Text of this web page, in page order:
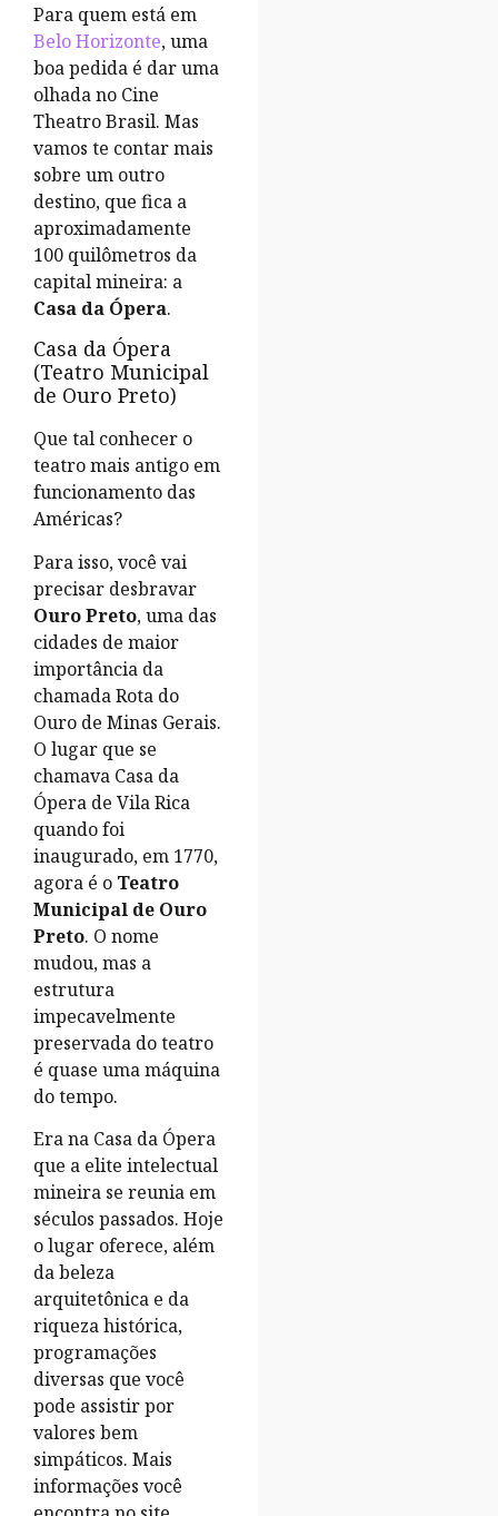
Para quem está em
Belo Horizonte, uma
boa pedida é dar uma
olhada no Cine
Theatro Brasil. Mas
vamos te contar mais
sobre um outro
destino, que fica a
aproximadamente
100 quilômetros da
capital mineira: a
Casa da Ópera.
Casa da Ópera
(Teatro Municipal
de Ouro Preto)
Que tal conhecer o
teatro mais antigo em
funcionamento das
Américas?
Para isso, você vai
precisar desbravar
Ouro Preto, uma das
cidades de maior
importância da
chamada Rota do
Ouro de Minas Gerais.
O lugar que se
chamava Casa da
Ópera de Vila Rica
quando foi
inaugurado, em 1770,
agora é o Teatro
Municipal de Ouro
Preto. O nome
mudou, mas a
estrutura
impecavelmente
preservada do teatro
é quase uma máquina
do tempo.
Era na Casa da Ópera
que a elite intelectual
mineira se reunia em
séculos passados. Hoje
o lugar oferece, além
da beleza
arquitetônica e da
riqueza histórica,
programações
diversas que você
pode assistir por
valores bem
simpáticos. Mais
informações você